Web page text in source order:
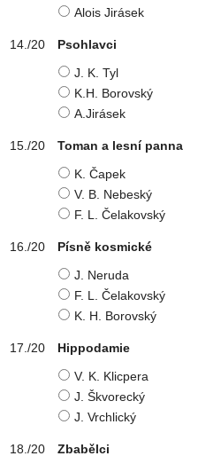
Alois Jirásek
Psohlavci
J. K. Tyl
K.H. Borovský
A.Jirásek
Toman a lesní panna
K. Čapek
V. B. Nebeský
F. L. Čelakovský
Písně kosmické
J. Neruda
F. L. Čelakovský
K. H. Borovský
Hippodamie
V. K. Klicpera
J. Škvorecký
J. Vrchlický
Zbabělci